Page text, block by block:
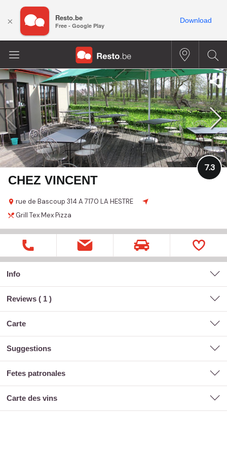
CHEZ VINCENT
rue de Bascoup 314 A 7170 LA HESTRE
7.3
Grill Tex MexPizza
Info
Reviews ( 1 )
carte
suggestions
fetes patronales
carte des vins
× Resto.be
Free - Google Play
Download